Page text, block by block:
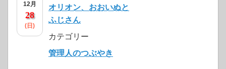
12月
28
(日)
オリオン、おおいぬと
ふじさん
カテゴリー
管理人のつぶやき